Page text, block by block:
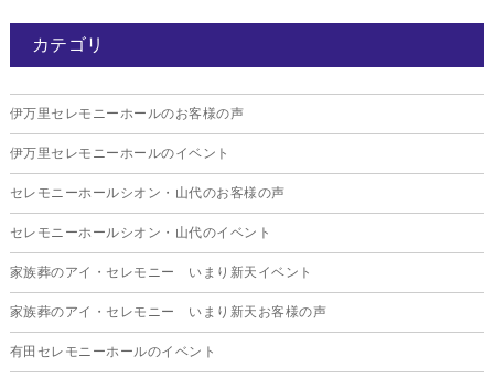
2025年12月
カテゴリ
伊万里セレモニーホールのお客様の声
伊万里セレモニーホールのイベント
セレモニーホールシオン・山代のお客様の声
セレモニーホールシオン・山代のイベント
家族葬のアイ・セレモニー いまり新天イベント
家族葬のアイ・セレモニー いまり新天お客様の声
有田セレモニーホールのイベント